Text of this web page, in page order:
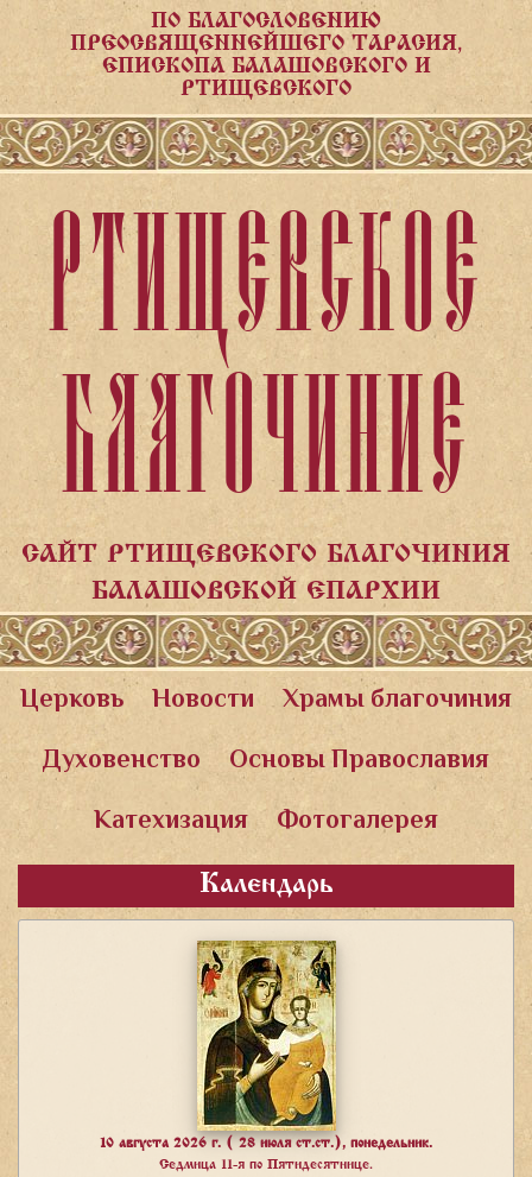
ПО БЛАГОСЛОВЕНИЮ
ПРЕОСВЯЩЕННЕЙШЕГО ТАРАСИЯ,
ЕПИСКОПА БАЛАШОВСКОГО И
РТИЩЕВСКОГО
РТИЩЕВСКОЕ
БЛАГОЧИНИЕ
САЙТ РТИЩЕВСКОГО БЛАГОЧИНИЯ
БАЛАШОВСКОЙ ЕПАРХИИ
Церковь Новости
Храмы благочиния
Духовенство
Основы Православия
Катехизация
Фотогалерея
Календарь
10 августа 2026 г. ( 28 июля ст.ст.), понедельник.
Седмица 11-я по Пятидесятнице.